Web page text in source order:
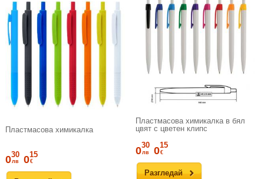
Пластмасова химикалка
030
лв 015
€
Пластмасова химикалка в бял
цвят с цветен клипс
Разгледай
030
лв 015
€